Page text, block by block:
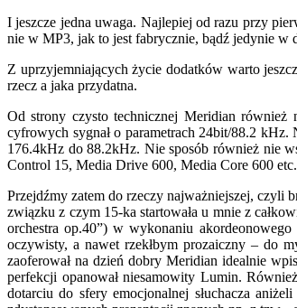
I jeszcze jedna uwaga. Najlepiej od razu przy
nie w MP3, jak to jest fabrycznie, bądź jedynie w
Z uprzyjemniających życie dodatków warto
rzecz a jaka przydatna.
Od strony czysto technicznej Meridian również
cyfrowych sygnał o parametrach 24bit/88.2
176.4kHz do 88.2kHz. Nie sposób również nie
Control 15, Media Drive 600, Media Core 600
Przejdźmy zatem do rzeczy najważniejszej, czyli
związku z czym 15-ka startowała u mnie z
orchestra op.40”) w wykonaniu
oczywisty, a nawet rzekłbym prozaiczny – do
zaoferował na dzień dobry Meridian idealnie
perfekcji opanował niesamowity Lumin.
dotarciu do sfery emocjonalnej słuchacza